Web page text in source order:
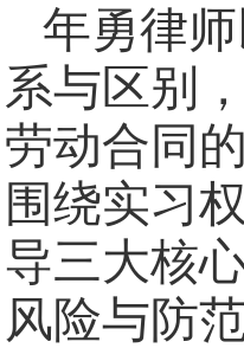
年勇律
系与区别
劳动合同
围绕实习
导三大核
风险与防